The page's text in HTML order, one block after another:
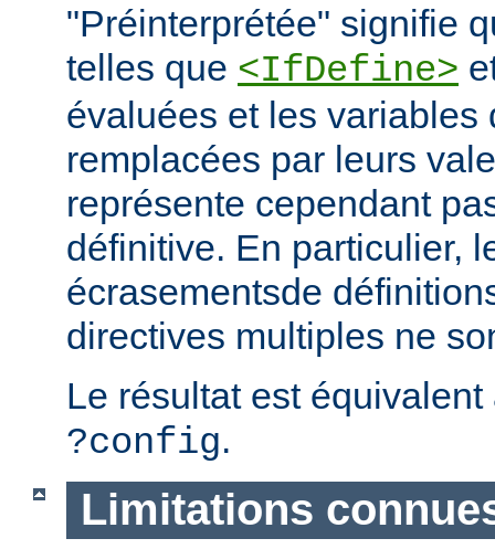
"Préinterprétée" signifie
telles que <IfDefine>
évaluées et les variables
remplacées par leurs
représente cependant
définitive. En particulier,
écrasementsde
directives multiples ne
Le résultat est
?config.
Limitations